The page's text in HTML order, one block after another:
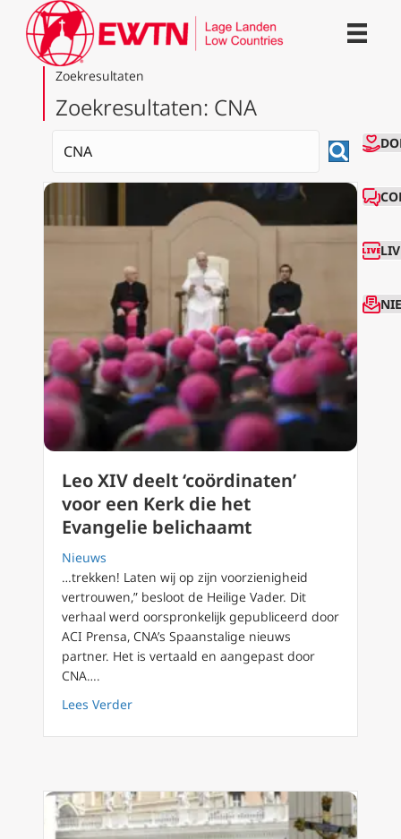
Zoekresultaten
Zoekresultaten: CNA
Leo XIV deelt ‘coördinaten’
voor een Kerk die het
Evangelie belichaamt
Nieuws
…trekken! Laten wij op zijn voorzienigheid
vertrouwen,” besloot de Heilige Vader. Dit
verhaal werd oorspronkelijk gepubliceerd door
ACI Prensa, CNA’s Spaanstalige nieuws
partner. Het is vertaald en aangepast door
CNA….
Lees Verderabout Leo XIV deelt ‘coördinaten’ voor een